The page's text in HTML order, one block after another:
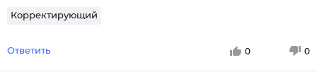
Корректирующий
Ответить 0 0